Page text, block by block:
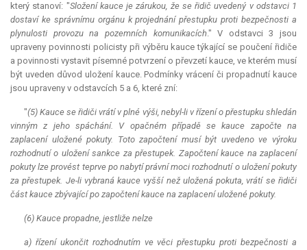
který stanoví: "Složení kauceje zárukou, že se řidič uvedený v odstavci 1
dostaví ke správnímu orgánu k projednání přestupku proti bezpečnosti a
plynulosti provozu na pozemních komunikacích." V odstavci 3 jsou
upraveny povinnosti policisty při výběru kauce týkající se poučení řidiče
a povinnosti vystavit písemné potvrzení o převzetí kauce, ve kterém musí
být uveden důvod uložení kauce. Podmínky vrácení či propadnutí kauce
jsou upraveny v odstavcích 5 a 6, které zní:
"(5)Kauce se řidiči vrátí v plné výši, nebyl-li v řízení o přestupku shledán
vinným z jeho spáchání. V opačném případě sekauce započte na
zaplacení uložené pokuty. Toto započtení musí být uvedeno ve výroku
rozhodnutí o uložení sankce za přestupek. Započteníkauce na zaplacení
pokuty lze provést teprve po nabytí právní moci rozhodnutí o uložení pokuty
za přestupek. Je-li vybranákauce vyšší než uložená pokuta, vrátí se řidiči
část kauce zbývající po započteníkauce na zaplacení uložené pokuty.
(6) Kauce propadne, jestliže nelze
a) řízení ukončit rozhodnutím ve věci přestupku proti bezpečnosti a